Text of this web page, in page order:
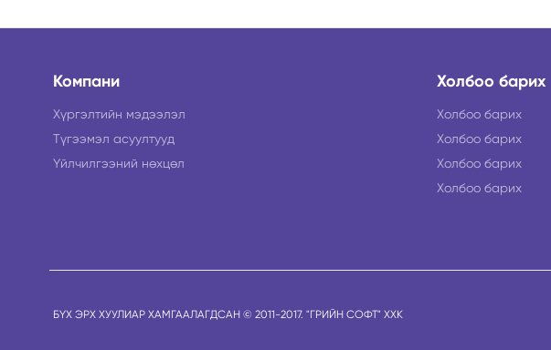
Компани
Хүргэлтийн мэдээлэл
Түгээмэл асуултууд
Үйлчилгээний нөхцөл
Холбоо барих
Холбоо барих
Холбоо барих
Холбоо барих
Холбоо барих
БҮХ ЭРХ ХУУЛИАР ХАМГААЛАГДСАН © 2011-2017. "ГРИЙН СОФТ" ХХК